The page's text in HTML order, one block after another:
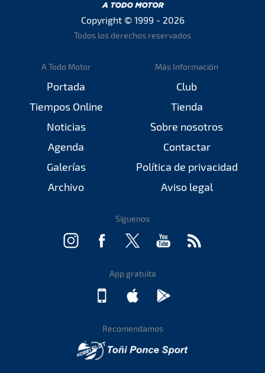
Copyright © 1999 - 2026
Todos los derechos reservados
A Todo Motor
Portada
Tiempos Online
Noticias
Agenda
Galerías
Archivo
Más Información
Club
Tienda
Sobre nosotros
Contactar
Política de privacidad
Aviso legal
Síguenos
App gratuita
Recomendamos